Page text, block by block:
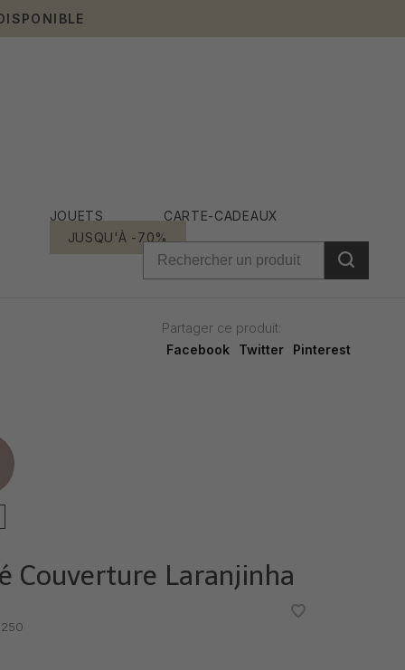
JOUETS
CARTE-CADEAUX
JUSQU'À -70%
Partager ce produit:
Facebook
Twitter Pinterest
Couverture Laranjinha